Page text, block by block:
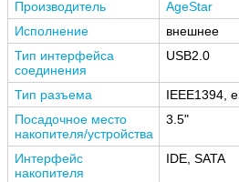
Производитель
AgeStar
Исполнение
внешнее
Тип интерфейса
соединения
USB2.0
Тип разъема
IEEE1394,
Посадочное место
накопителя/устройства
3.5"
Интерфейс
накопителя
IDE, SATA